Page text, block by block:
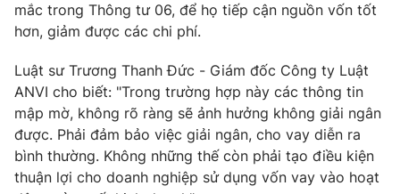
mắc trong Thông tư 06, để họ tiếp cận nguồn vốn tốt
hơn, giảm được các chi phí.
Luật sư Trương Thanh Đức - Giám đốc Công ty Luật
ANVI cho biết: "Trong trường hợp này các thông tin
mập mờ, không rõ ràng sẽ ảnh hưởng không giải ngân
được. Phải đảm bảo việc giải ngân, cho vay diễn ra
bình thường. Không những thế còn phải tạo điều kiện
thuận lợi cho doanh nghiệp sử dụng vốn vay vào hoạt